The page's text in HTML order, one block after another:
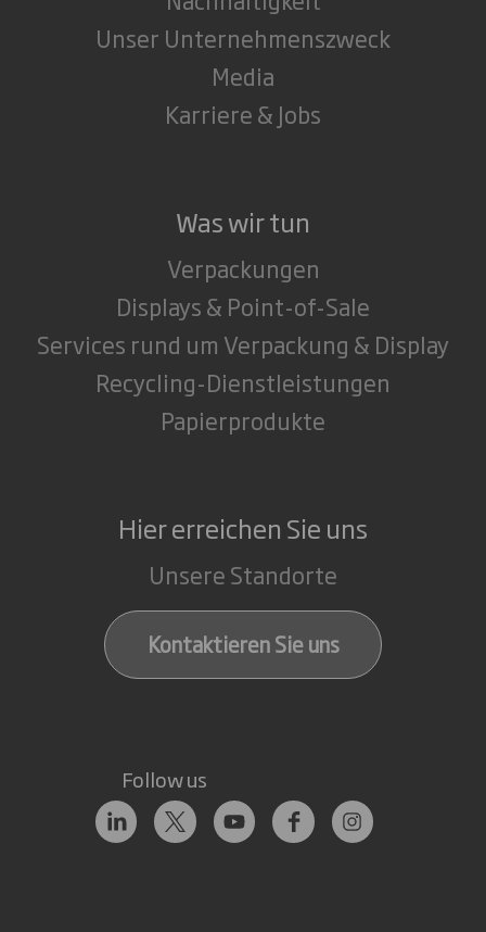
Unser Unternehmenszweck
Media
Karriere & Jobs
Was wir tun
Verpackungen
Displays & Point-of-Sale
Services rund um Verpackung & Display
Recycling-Dienstleistungen
Papierprodukte
Hier erreichen Sie uns
Unsere Standorte
Kontaktieren Sie uns
Follow us